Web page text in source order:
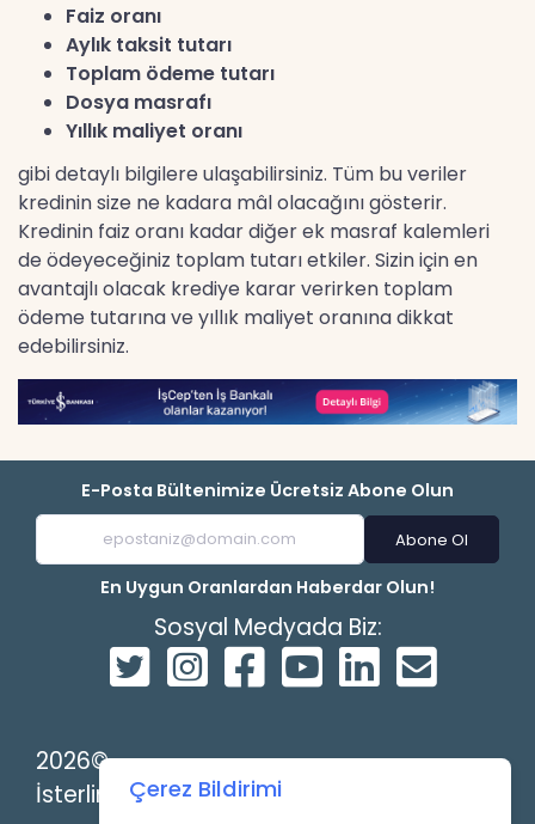
Faiz oranı
Aylık taksit tutarı
Toplam ödeme tutarı
Dosya masrafı
Yıllık maliyet oranı
gibi detaylı bilgilere ulaşabilirsiniz. Tüm bu veriler
kredinin size ne kadara mâl olacağını gösterir.
Kredinin faiz oranı kadar diğer ek masraf kalemleri
de ödeyeceğiniz toplam tutarı etkiler. Sizin için en
avantajlı olacak krediye karar verirken toplam
ödeme tutarına ve yıllık maliyet oranına dikkat
edebilirsiniz.
E-Posta Bültenimize Ücretsiz Abone Olun
Abone Ol
En Uygun Oranlardan Haberdar Olun!
Sosyal Medyada Biz:
2026©
İsterlin
Çerez Bildirimi